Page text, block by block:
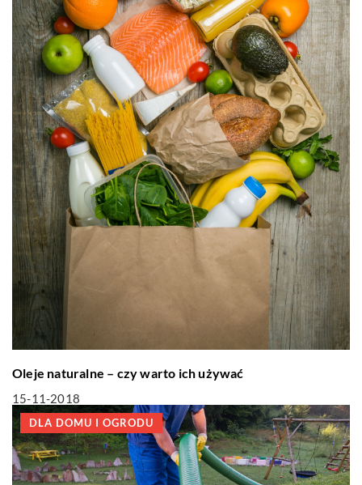
Oleje naturalne – czy warto ich używać
15-11-2018
DLA DOMU I OGRODU